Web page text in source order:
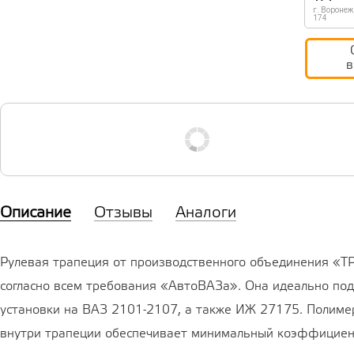
г.
174
Описание Отзывы Аналоги
Рулевая трапеция от производственного объединения
согласно всем требования «АвтоВАЗа». Она идеально
установки на ВАЗ 2101-2107, а также ИЖ 27175.
внутри трапеции обеспечивает минимальный